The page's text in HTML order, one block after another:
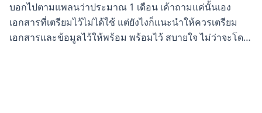
บอกไปตามแพลนว่าประมาณ 1 เดือน เค้าถามแค่นั้นเอง
เอกสารที่เตรียมไว้ไม่ได้ใช้ แต่ยังไงก็แนะนำให้ควรเตรียม
เอกสารและข้อมูลไว้ให้พร้อม พร้อมไว้ สบายใจ ไม่ว่าจะโดน